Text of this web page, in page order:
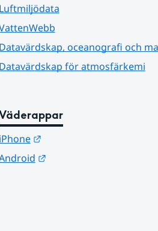
Luftmiljödata
Datavärdskap, oceanografi och
Datavärdskap för atmosfärkemi
iPhone
Länk till annan webbplats.
Länk till annan webbplats.